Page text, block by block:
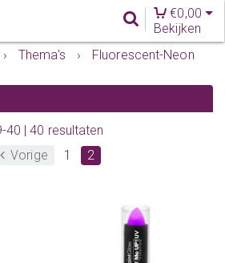
€0,00
Bekijken
› Thema's › Fluorescent-Neon
40 | 40 resultaten
Vorige
1 2